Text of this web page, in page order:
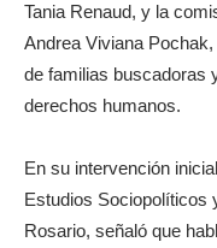
Tania Renaud, y la
Andrea Viviana
de familias buscadoras
derechos humanos.
En su intervención
Estudios Sociopolíticos
Rosario, señaló que